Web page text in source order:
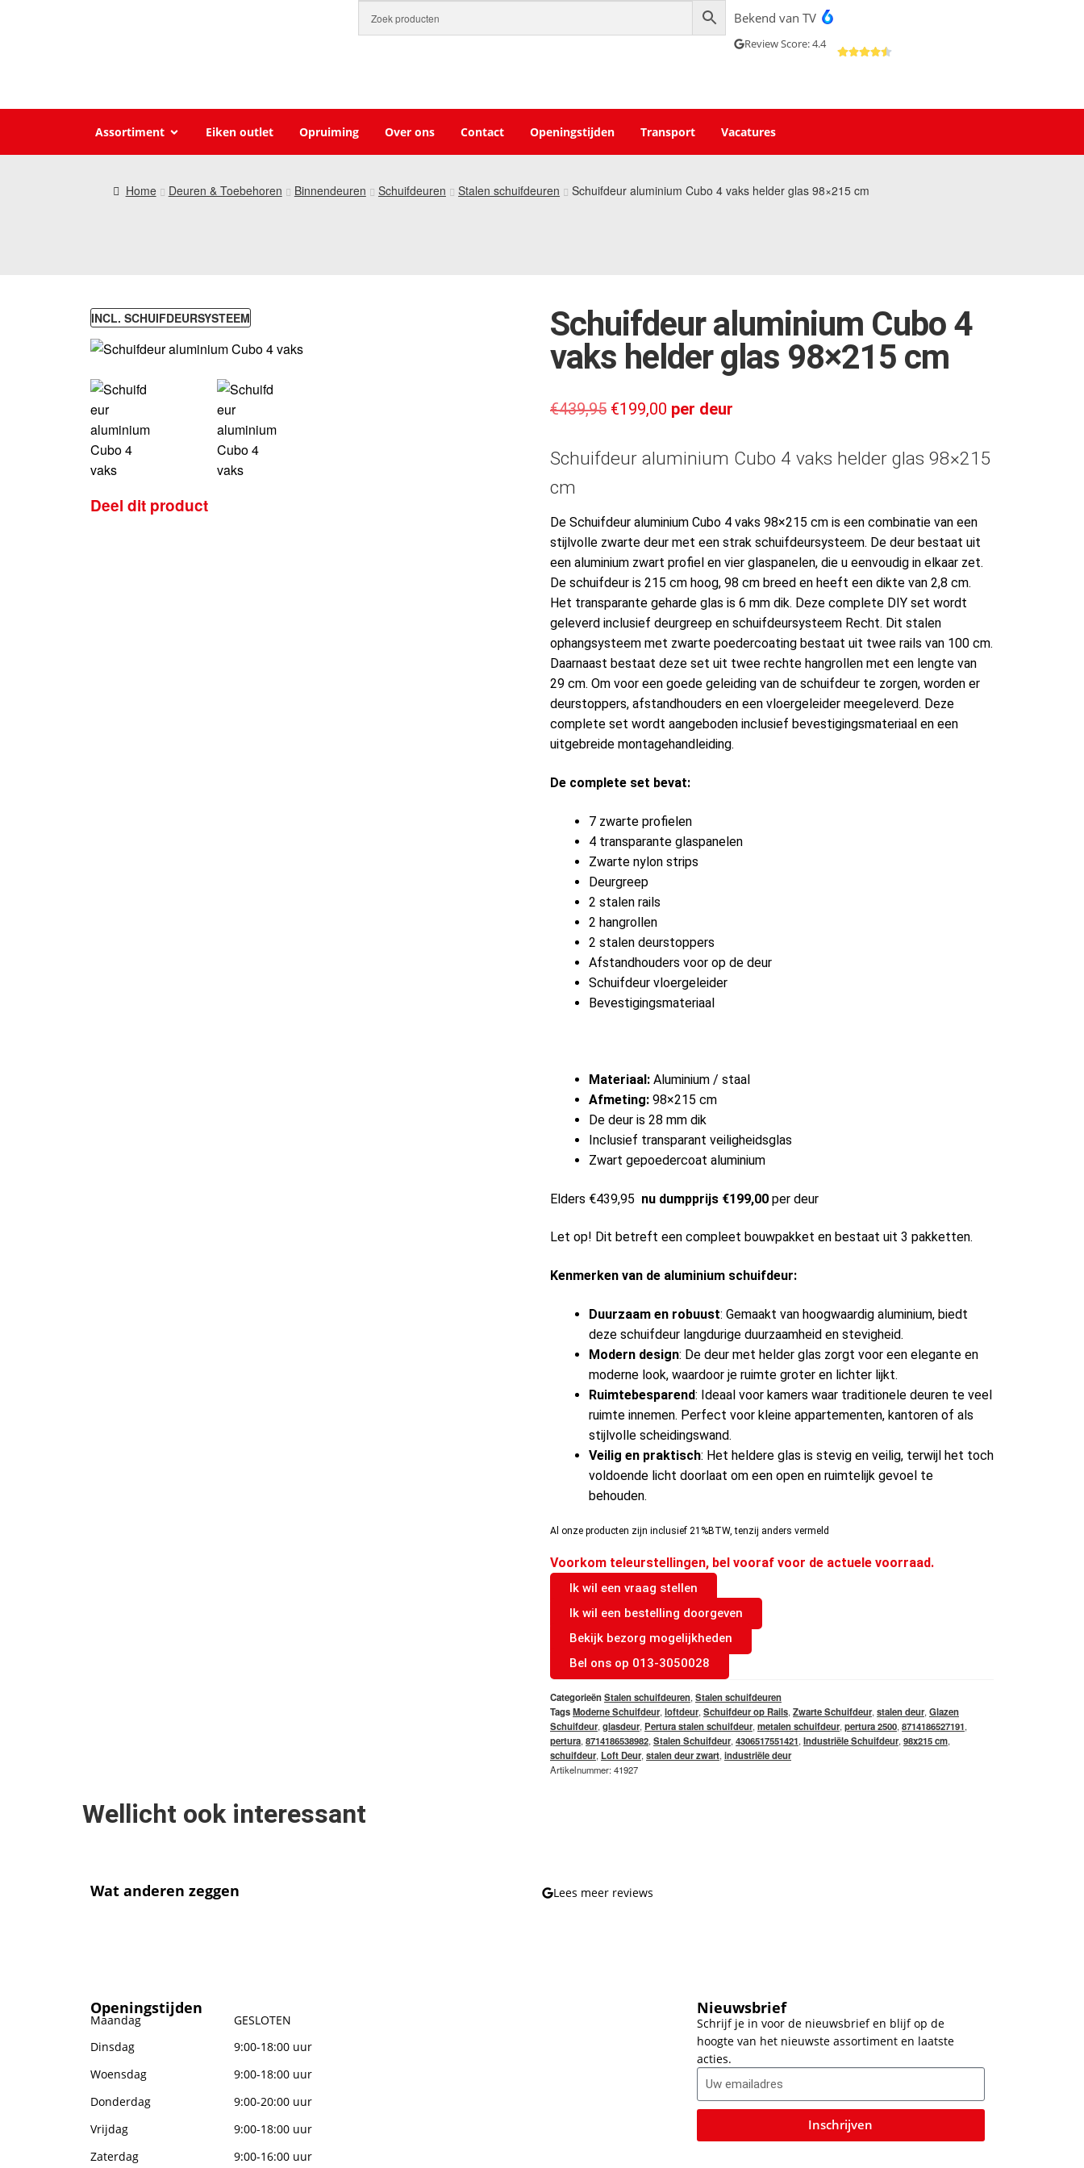
Bekend van TV
Review Score: 4.4
Assortiment Eiken outlet Opruiming Over ons Contact Openingstijden Transport Vacatures
Home Deuren & Toebehoren Binnendeuren Schuifdeuren Stalen schuifdeuren Schuifdeur aluminium Cubo 4 vaks helder glas 98×215 cm
INCL. SCHUIFDEURSYSTEEM
Deel dit product
Schuifdeur aluminium Cubo 4
vaks helder glas 98×215 cm
€439,95 €199,00 per deur
Schuifdeur aluminium Cubo 4 vaks helder glas 98×215
cm
De Schuifdeur aluminium Cubo 4 vaks 98×215 cm is een combinatie van een
stijlvolle zwarte deur met een strak schuifdeursysteem. De deur bestaat uit
een aluminium zwart profiel en vier glaspanelen, die u eenvoudig in elkaar zet.
De schuifdeur is 215 cm hoog, 98 cm breed en heeft een dikte van 2,8 cm.
Het transparante geharde glas is 6 mm dik. Deze complete DIY set wordt
geleverd inclusief deurgreep en schuifdeursysteem Recht. Dit stalen
ophangsysteem met zwarte poedercoating bestaat uit twee rails van 100 cm.
Daarnaast bestaat deze set uit twee rechte hangrollen met een lengte van
29 cm. Om voor een goede geleiding van de schuifdeur te zorgen, worden er
deurstoppers, afstandhouders en een vloergeleider meegeleverd. Deze
complete set wordt aangeboden inclusief bevestigingsmateriaal en een
uitgebreide montagehandleiding.
De complete set bevat:
7 zwarte profielen
4 transparante glaspanelen
Zwarte nylon strips
Deurgreep
2 stalen rails
2 hangrollen
2 stalen deurstoppers
Afstandhouders voor op de deur
Schuifdeur vloergeleider
Bevestigingsmateriaal
Materiaal: Aluminium / staal
Afmeting: 98×215 cm
De deur is 28 mm dik
Inclusief transparant veiligheidsglas
Zwart gepoedercoat aluminium
Elders €439,95 nu dumpprijs €199,00 per deur
Let op! Dit betreft een compleet bouwpakket en bestaat uit 3 pakketten.
Kenmerken van de aluminium schuifdeur:
Duurzaam en robuust: Gemaakt van hoogwaardig aluminium, biedt
deze schuifdeur langdurige duurzaamheid en stevigheid.
Modern design: De deur met helder glas zorgt voor een elegante en
moderne look, waardoor je ruimte groter en lichter lijkt.
Ruimtebesparend: Ideaal voor kamers waar traditionele deuren te veel
ruimte innemen. Perfect voor kleine appartementen, kantoren of als
stijlvolle scheidingswand.
Veilig en praktisch: Het heldere glas is stevig en veilig, terwijl het toch
voldoende licht doorlaat om een open en ruimtelijk gevoel te
behouden.
Al onze producten zijn inclusief 21%BTW, tenzij anders vermeld
Voorkom teleurstellingen, bel vooraf voor de actuele voorraad.
Ik wil een vraag stellen
Ik wil een bestelling doorgeven
Bekijk bezorg mogelijkheden
Bel ons op 013-3050028
CategorieënStalen schuifdeuren, Stalen schuifdeuren
TagsModerne Schuifdeur, loftdeur, Schuifdeur op Rails, Zwarte Schuifdeur, stalen deur, Glazen
Schuifdeur, glasdeur, Pertura stalen schuifdeur, metalen schuifdeur, pertura 2500, 8714186527191,
pertura, 8714186538982, Stalen Schuifdeur, 4306517551421, Industriële Schuifdeur, 98x215 cm,
schuifdeur, Loft Deur, stalen deur zwart, industriële deur
Artikelnummer: 41927
Wellicht ook interessant
Wat anderen zeggen Lees meer reviews
Openingstijden
Maandag
GESLOTEN
Dinsdag
9:00-18:00 uur
Woensdag
9:00-18:00 uur
Donderdag
9:00-20:00 uur
Vrijdag
9:00-18:00 uur
Zaterdag
9:00-16:00 uur
Nieuwsbrief
Schrijf je in voor de nieuwsbrief en blijf op de
hoogte van het nieuwste assortiment en laatste
acties.
Inschrijven